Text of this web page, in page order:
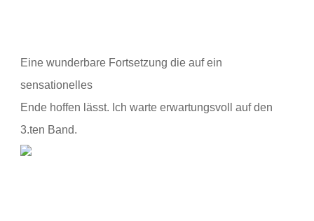
Eine wunderbare Fortsetzung die auf ein
sensationelles
Ende hoffen lässt. Ich warte erwartungsvoll auf den
3.ten Band.